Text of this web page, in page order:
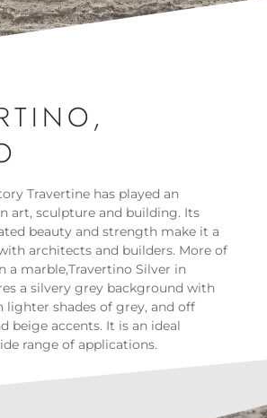
,
Travertine has played an
art, sculpture and building. Its
beauty and strength make it a
architects and builders. More of
a marble,Travertino Silver in
a silvery grey background with
lighter shades of grey, and off
beige accents. It is an ideal
range of applications.